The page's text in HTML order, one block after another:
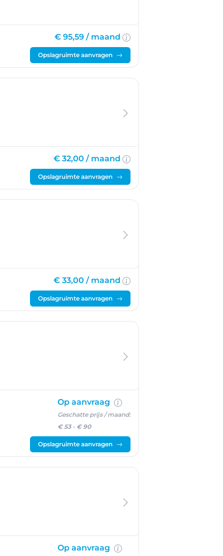
€ 95,59 / maand
Opslagruimte aanvragen
€ 32,00 / maand
Opslagruimte aanvragen
€ 33,00 / maand
Opslagruimte aanvragen
Hollogne
Op aanvraag
Geschatte prijs / maand:
€ 53- € 90
Opslagruimte aanvragen
Op aanvraag